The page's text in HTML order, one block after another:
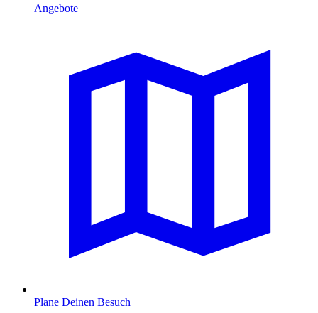
Angebote
Plane Deinen Besuch